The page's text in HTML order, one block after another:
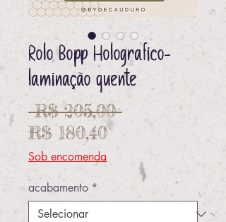
Rolo Bopp Holografico-
laminação quente
R$ 205,00 Preço
R$ 180,40Preço
promocional
Sob encomenda
acabamento *